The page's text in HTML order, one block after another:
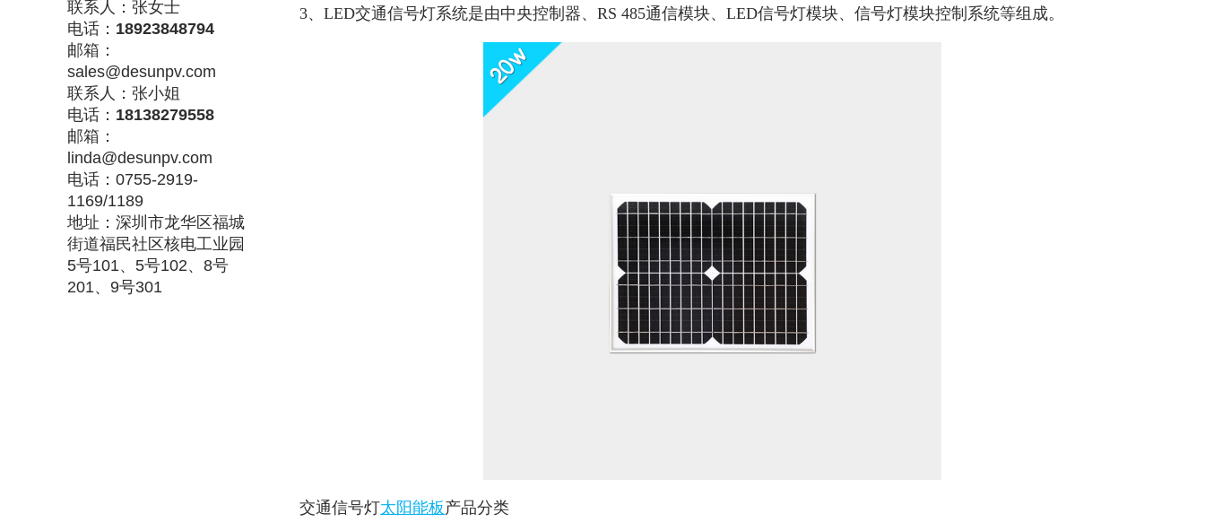
联系人：张女士
电话： 18923848794
邮箱：
sales@desunpv.com
联系人：张小姐
电话： 18138279558
邮箱：
linda@desunpv.com
电话：0755-2919-
1169/1189
地址：深圳市龙华区福城
街道福民社区核电工业园
5号101、5号102、8号
201、9号301
3、LED交通信号灯系统是由中央控制器、RS 485通信模块、LED信号灯模块、信号灯模块控制系统等组成。
交通信号灯太阳能板产品分类